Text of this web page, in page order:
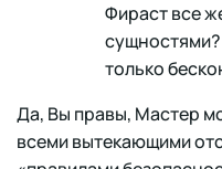
Фираст все
только
Да, Вы правы, Мастер
всеми вытекающими